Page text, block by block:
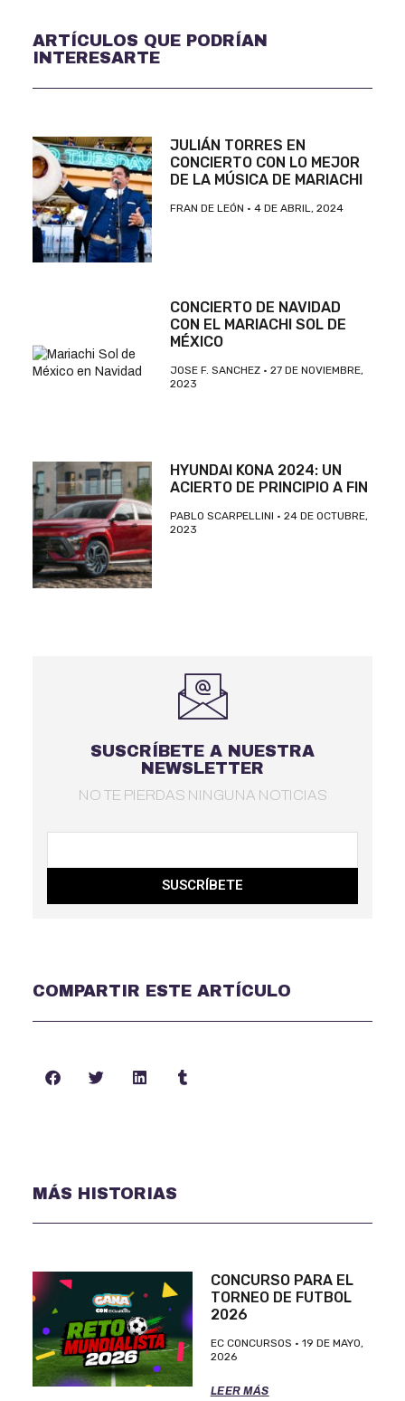
ARTÍCULOS QUE PODRÍAN
INTERESARTE
JULIÁN TORRES EN
CONCIERTO CON LO MEJOR
DE LA MÚSICA DE MARIACHI
FRAN DE LEÓN 4 DE ABRIL, 2024
CONCIERTO DE NAVIDAD
CON EL MARIACHI SOL DE
MÉXICO
JOSE F. SANCHEZ
27 DE NOVIEMBRE,
2023
HYUNDAI KONA 2024: UN
ACIERTO DE PRINCIPIO A FIN
PABLO SCARPELLINI
24 DE OCTUBRE,
2023
SUSCRÍBETE A NUESTRA
NEWSLETTER
NO TE PIERDAS NINGUNA NOTICIAS
SUSCRÍBETE
COMPARTIR ESTE ARTÍCULO
MÁS HISTORIAS
CONCURSO PARA EL
TORNEO DE FUTBOL
2026
EC CONCURSOS
19 DE MAYO,
2026
LEER MÁS